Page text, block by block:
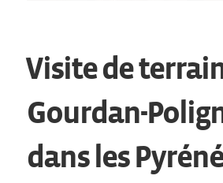
Visite de
Gourdan-
dans les